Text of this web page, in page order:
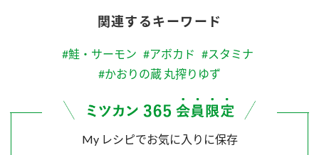
関連するキーワード
#鮭・サーモン #アボカド #スタミナ
#かおりの蔵 丸搾りゆず
My レシピでお気に入りに保存